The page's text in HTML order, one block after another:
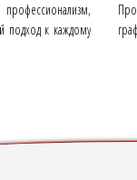
подход к каждому